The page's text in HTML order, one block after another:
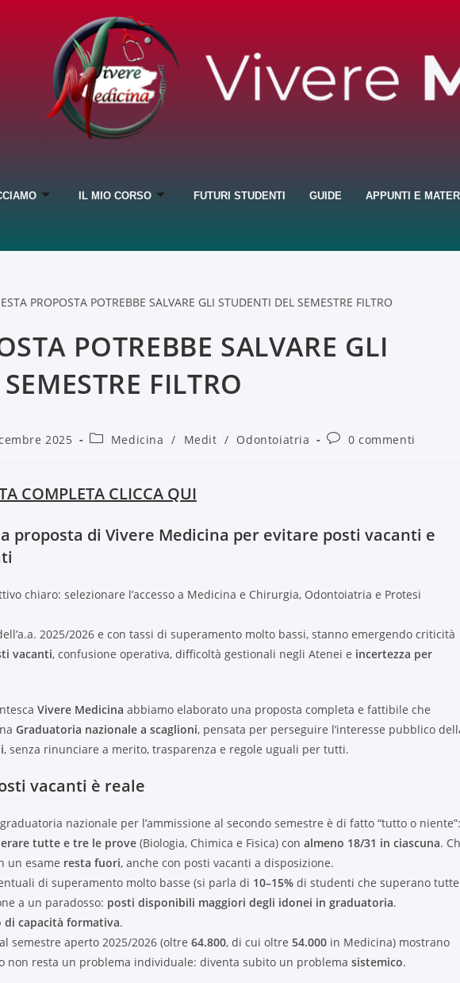
IL MIO CORSO FUTURI STUDENTI GUIDE APPUNTI E
POTREBBE SALVARE GLI
FILTRO
2025 Medicina / Medit / Odontoiatria 0 commenti
COMPLETA CLICCA QUI
proposta di Vivere Medicina per evitare posti vacanti e
chiaro: selezionare l’accesso a Medicina e Chirurgia, Odontoiatria e Protesi
2025/2026 e con tassi di superamento molto bassi, stanno emergendo criticità
vacanti, confusione operativa, difficoltà gestionali negli Atenei e incertezza per
Vivere Medicina abbiamo elaborato una proposta completa e fattibile che
Graduatoria nazionale a scaglioni, pensata per perseguire l’interesse pubblico
, senza rinunciare a merito, trasparenza e regole uguali per tutti.
vacanti è reale
nazionale per l’ammissione al secondo semestre è di fatto “tutto o niente”:
tutte e tre le prove (Biologia, Chimica e Fisica) con almeno 18/31 in ciascuna.
un esame resta fuori, anche con posti vacanti a disposizione.
di superamento molto basse (si parla di 10–15% di studenti che superano tutte
a un paradosso: posti disponibili maggiori degli idonei in graduatoria.
di capacità formativa.
semestre aperto 2025/2026 (oltre 64.800, di cui oltre 54.000 in Medicina) mostrano
non resta un problema individuale: diventa subito un problema sistemico.